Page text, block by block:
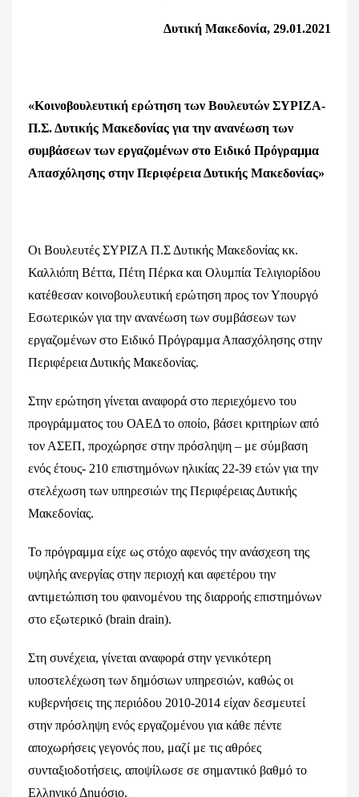
Δυτική Μακεδονία, 29.01.2021
«Κοινοβουλευτική ερώτηση των Βουλευτών ΣΥΡΙΖΑ-
Π.Σ. Δυτικής Μακεδονίας για την ανανέωση των
συμβάσεων των εργαζομένων στο Ειδικό Πρόγραμμα
Απασχόλησης στην Περιφέρεια Δυτικής Μακεδονίας»
Οι Βουλευτές ΣΥΡΙΖΑ Π.Σ Δυτικής Μακεδονίας κκ.
Καλλιόπη Βέττα, Πέτη Πέρκα και Ολυμπία Τελιγιορίδου
κατέθεσαν κοινοβουλευτική ερώτηση προς τον Υπουργό
Εσωτερικών για την ανανέωση των συμβάσεων των
εργαζομένων στο Ειδικό Πρόγραμμα Απασχόλησης στην
Περιφέρεια Δυτικής Μακεδονίας.
Στην ερώτηση γίνεται αναφορά στο περιεχόμενο του
προγράμματος του ΟΑΕΔ το οποίο, βάσει κριτηρίων από
τον ΑΣΕΠ, προχώρησε στην πρόσληψη – με σύμβαση
ενός έτους- 210 επιστημόνων ηλικίας 22-39 ετών για την
στελέχωση των υπηρεσιών της Περιφέρειας Δυτικής
Μακεδονίας.
Το πρόγραμμα είχε ως στόχο αφενός την ανάσχεση της
υψηλής ανεργίας στην περιοχή και αφετέρου την
αντιμετώπιση του φαινομένου της διαρροής επιστημόνων
στο εξωτερικό (brain drain).
Στη συνέχεια, γίνεται αναφορά στην γενικότερη
υποστελέχωση των δημόσιων υπηρεσιών, καθώς οι
κυβερνήσεις της περιόδου 2010-2014 είχαν δεσμευτεί
στην πρόσληψη ενός εργαζομένου για κάθε πέντε
αποχωρήσεις γεγονός που, μαζί με τις αθρόες
συνταξιοδοτήσεις, αποψίλωσε σε σημαντικό βαθμό το
Ελληνικό Δημόσιο.